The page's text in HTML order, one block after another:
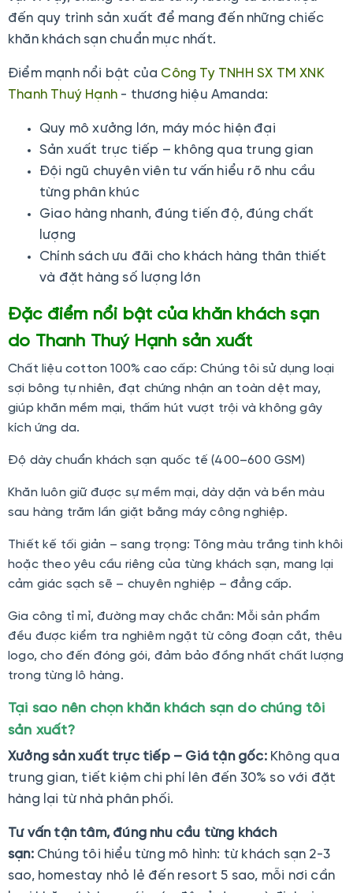
đến quy trình sản xuất để mang đến những chiếc
khăn khách sạn chuẩn mực nhất.
Điểm mạnh nổi bật của Công Ty TNHH SX TM XNK
Thanh Thuý Hạnh - thương hiệu Amanda:
Quy mô xưởng lớn, máy móc hiện đại
Sản xuất trực tiếp – không qua trung gian
Đội ngũ chuyên viên tư vấn hiểu rõ nhu cầu
từng phân khúc
Giao hàng nhanh, đúng tiến độ, đúng chất
lượng
Chính sách ưu đãi cho khách hàng thân thiết
và đặt hàng số lượng lớn
Đặc điểm nổi bật của khăn khách sạn
do Thanh Thuý Hạnh sản xuất
Chất liệu cotton 100% cao cấp: Chúng tôi sử dụng loại
sợi bông tự nhiên, đạt chứng nhận an toàn dệt may,
giúp khăn mềm mại, thấm hút vượt trội và không gây
kích ứng da.
Độ dày chuẩn khách sạn quốc tế (400–600 GSM)
Khăn luôn giữ được sự mềm mại, dày dặn và bền màu
sau hàng trăm lần giặt bằng máy công nghiệp.
Thiết kế tối giản – sang trọng: Tông màu trắng tinh khôi
hoặc theo yêu cầu riêng của từng khách sạn, mang lại
cảm giác sạch sẽ – chuyên nghiệp – đẳng cấp.
Gia công tỉ mỉ, đường may chắc chắn: Mỗi sản phẩm
đều được kiểm tra nghiêm ngặt từ công đoạn cắt, thêu
logo, cho đến đóng gói, đảm bảo đồng nhất chất lượng
trong từng lô hàng.
Tại sao nên chọn khăn khách sạn do chúng tôi
sản xuất?
Xưởng sản xuất trực tiếp – Giá tận gốc: Không qua
trung gian, tiết kiệm chi phí lên đến 30% so với đặt
hàng lại từ nhà phân phối.
Tư vấn tận tâm, đúng nhu cầu từng khách
sạn:Chúng tôi hiểu từng mô hình: từ khách sạn 2-3
sao, homestay nhỏ lẻ đến resort 5 sao, mỗi nơi cần